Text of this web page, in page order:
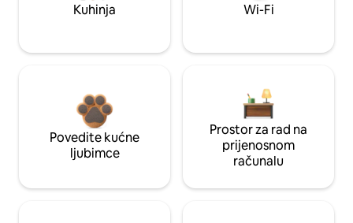
Kuhinja Wi-Fi
Povedite kućne
ljubimce
Prostor za rad na
prijenosnom
računalu